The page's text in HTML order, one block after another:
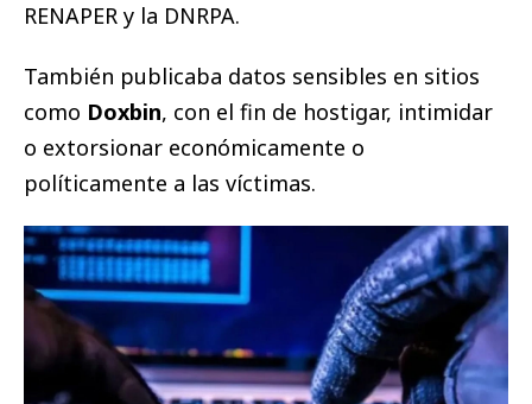
RENAPER y la DNRPA.
También publicaba datos sensibles en sitios
como Doxbin, con el fin de hostigar, intimidar
o extorsionar económicamente o
políticamente a las víctimas.